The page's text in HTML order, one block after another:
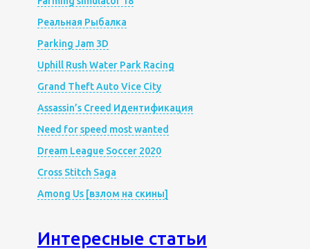
Реальная Рыбалка
Parking Jam 3D
Uphill Rush Water Park Racing
Grand Theft Auto Vice City
Assassin’s Creed Идентификация
Need for speed most wanted
Dream League Soccer 2020
Cross Stitch Saga
Among Us [взлом на скины]
Интересные статьи